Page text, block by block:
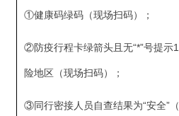
①健康码绿码（现场扫码）；
②防疫行程卡绿箭头且无“*”号提示
险地区（现场扫码）；
③同行密接人员自查结果为“安全”